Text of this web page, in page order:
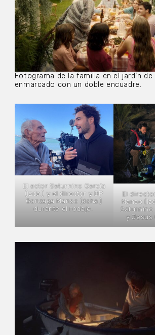
Fotograma de la familia en el jardín de
enmarcado con un doble encuadre.
El actor Saturnino García
(izda.) y el director y DP
Gonzaga Manso (dcha.)
durante el rodaje.
El
Manso
Saturnino
y Jesús